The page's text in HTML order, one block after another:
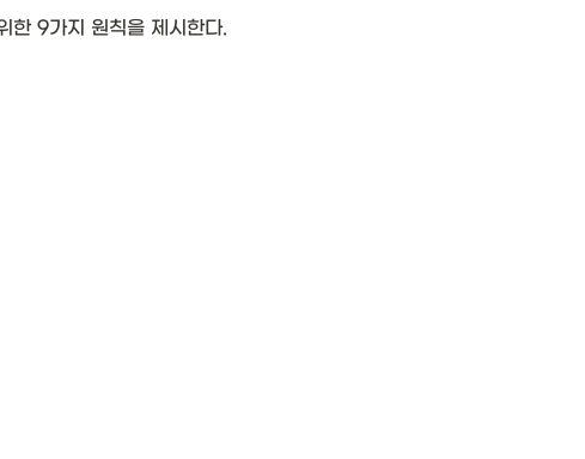
한 9가지 원칙을 제시한다.